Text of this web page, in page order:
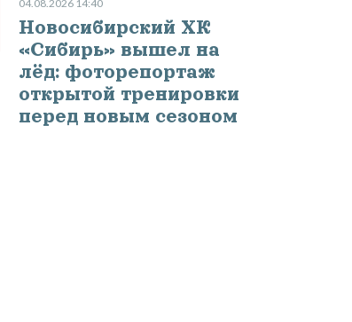
04.08.2026 14:40
Новосибирский ХК
«Сибирь» вышел на
лёд: фоторепортаж
открытой тренировки
перед новым сезоном